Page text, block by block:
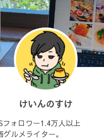
けいんのすけ
フォロワー1.4万人以上
グルメライター。